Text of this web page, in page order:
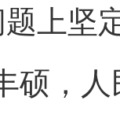
上坚
硕，